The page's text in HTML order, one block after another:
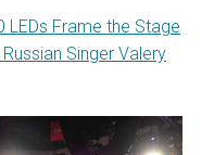
LEDs Frame the Stage
Singer Valery